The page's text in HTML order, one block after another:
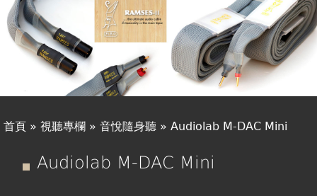
表
單
商品一覽
二手專區
視聽專欄
購物須知
視聽室預約
首頁 » 視聽專欄 » 音悅隨身聽 » Audiolab M-DAC Mini
Audiolab M-DAC Mini